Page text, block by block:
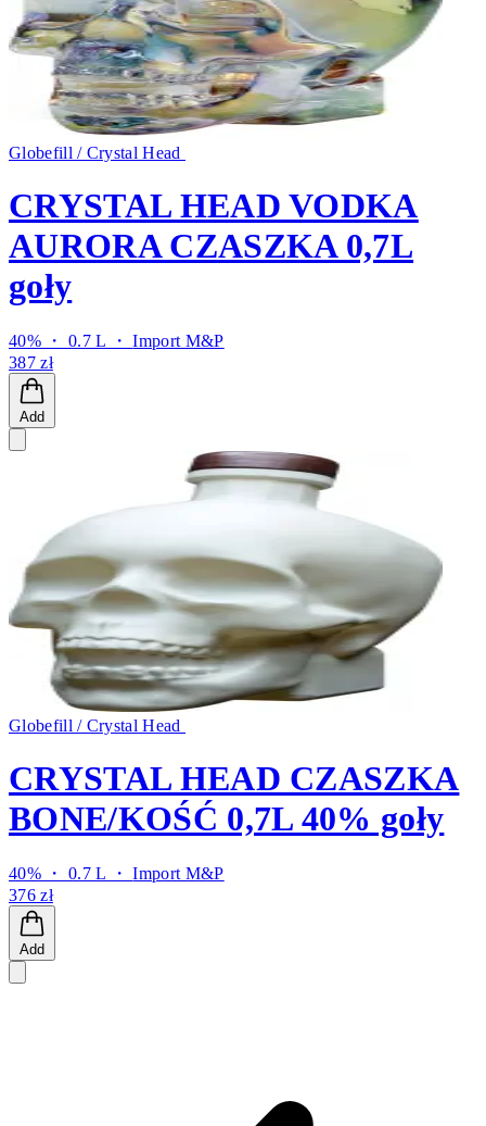
Globefill / Crystal Head
CRYSTAL HEAD VODKA
AURORA CZASZKA 0,7L
goły
40% ・ 0.7 L ・Import M&P
387 zł
Add
Globefill / Crystal Head
CRYSTAL HEAD CZASZKA
BONE/KOŚĆ 0,7L 40% goły
40% ・ 0.7 L ・Import M&P
376 zł
Add